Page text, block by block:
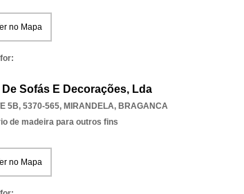
no Mapa
Sofás E Decorações, Lda
5B, 5370-565, MIRANDELA, BRAGANCA
de madeira para outros fins
no Mapa